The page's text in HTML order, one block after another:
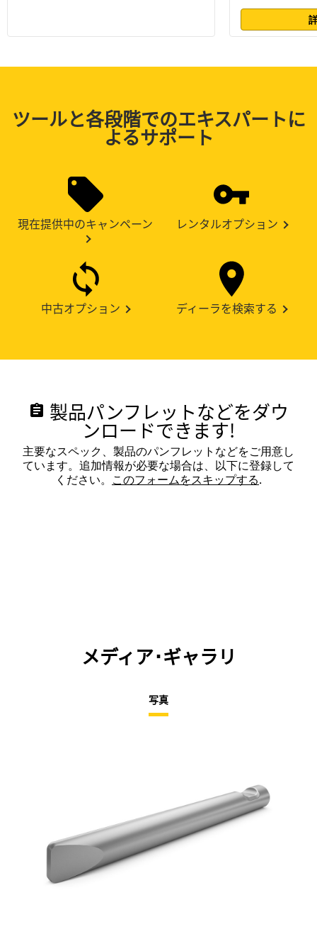
ツールと各段階でのエキスパートに
よるサポート
現在提供中のキャンペーン レンタルオプション
中古オプション ディーラを検索する
assignment 製品パンフレットなどをダウ
ンロードできます!
主要なスペック、製品のパンフレットなどをご用意し
ています。追加情報が必要な場合は、以下に登録して
ください。 このフォームをスキップする.
メディア･ギャラリ
写真